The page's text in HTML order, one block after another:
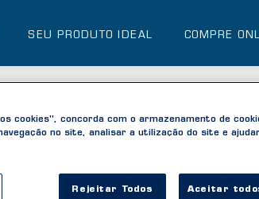
SEU PRODUTO IDEAL COMPRE
produto você
cookies", concorda com o armazenamento de
no site, analisar a utilização do site e
Rejeitar Todos Aceitar